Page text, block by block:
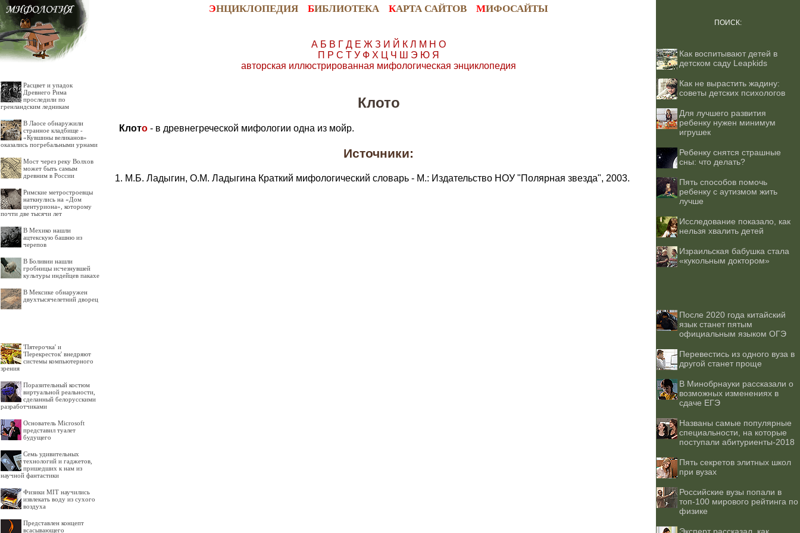
ЭНЦИКЛОПЕДИЯ БИБЛИОТЕКА КАРТА САЙТОВ МИФОСАЙТЫ
Расцвет и упадок
Древнего Рима
проследили по
гренландским ледникам
В Лаосе обнаружили
странное кладбище -
«Кувшины великанов»
оказались погребальными урнами
Мост через реку Волхов
может быть самым
древним в России
Римские метростроевцы
наткнулись на «Дом
центуриона», которому
почти две тысячи лет
В Мехико нашли
ацтекскую башню из
черепов
В Боливии нашли
гробницы исчезнувшей
культуры индейцев пакахе
В Мексике обнаружен
двухтысячелетний дворец
'Пятерочка' и
'Перекресток' внедряют
системы компьютерного
зрения
Поразительный костюм
виртуальной реальности,
сделанный белорусскими
разработчиками
Основатель Microsoft
представил туалет
будущего
Семь удивительных
технологий и гаджетов,
пришедших к нам из
научной фантастики
Физики MIT научились
извлекать воду из сухого
воздуха
Представлен концепт
всасывающего
А Б В Г Д Е Ж З И Й К Л М Н О
П Р С Т У Ф Х Ц Ч Ш Э Ю Я
авторская иллюстрированная мифологическая энциклопедия
Клото
Клото - в древнегреческой мифологии одна из мойр.
Источники:
М.Б. Ладыгин, О.М. Ладыгина Краткий мифологический словарь - М.: Издательство НОУ "Полярная звезда", 2003.
ПОИСК:
Как воспитывают детей в
детском саду Leapkids
Как не вырастить жадину:
советы детских психологов
Для лучшего развития
ребенку нужен минимум
игрушек
Ребенку снятся страшные
сны: что делать?
Пять способов помочь
ребенку с аутизмом жить
лучше
Исследование показало, как
нельзя хвалить детей
Израильская бабушка стала
«кукольным доктором»
После 2020 года китайский
язык станет пятым
официальным языком ОГЭ
Перевестись из одного вуза в
другой станет проще
В Минобрнауки рассказали о
возможных изменениях в
сдаче ЕГЭ
Названы самые популярные
специальности, на которые
поступали абитуриенты-2018
Пять секретов элитных школ
при вузах
Российские вузы попали в
топ-100 мирового рейтинга по
физике